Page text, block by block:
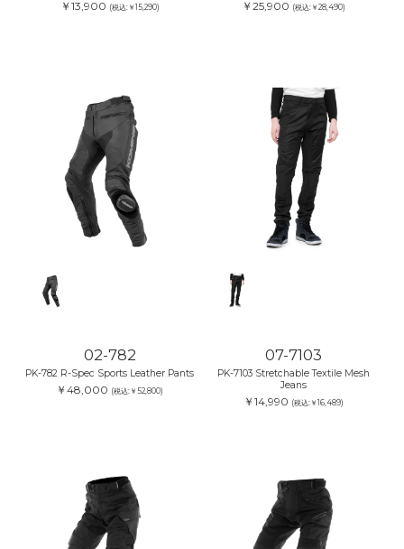
￥13,900 (税込:￥15,290) ￥25,900 (税込:￥28,490)
02-782
PK-782 R-Spec Sports Leather Pants
￥48,000 (税込:￥52,800)
07-7103
PK-7103 Stretchable Textile Mesh
Jeans
￥14,990 (税込:￥16,489)